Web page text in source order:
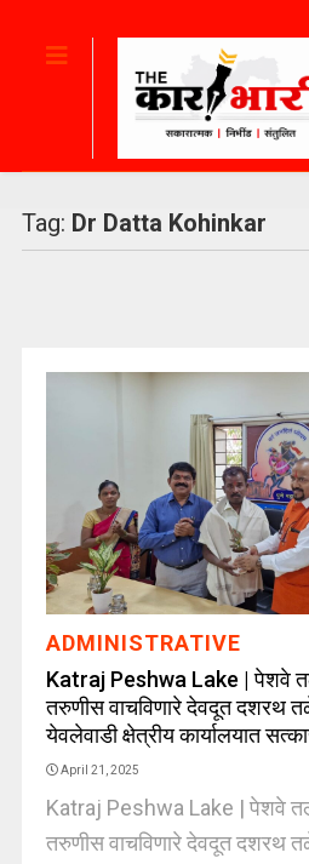
Tag: Dr Datta Kohinkar
ADMINISTRATIVE
Katraj Peshwa Lake | पेशवे
तरुणीस वाचविणारे देवदूत दशरथ
येवलेवाडी क्षेत्रीय कार्यालयात
April 21, 2025
Katraj Peshwa Lake | पेशवे
तरुणीस वाचविणारे देवदूत दशरथ